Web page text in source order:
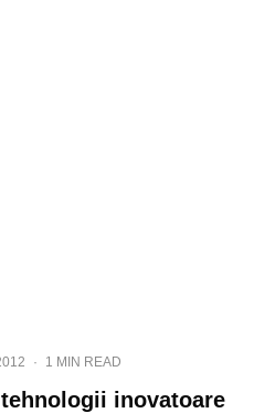
· 1 MIN READ
inovatoare